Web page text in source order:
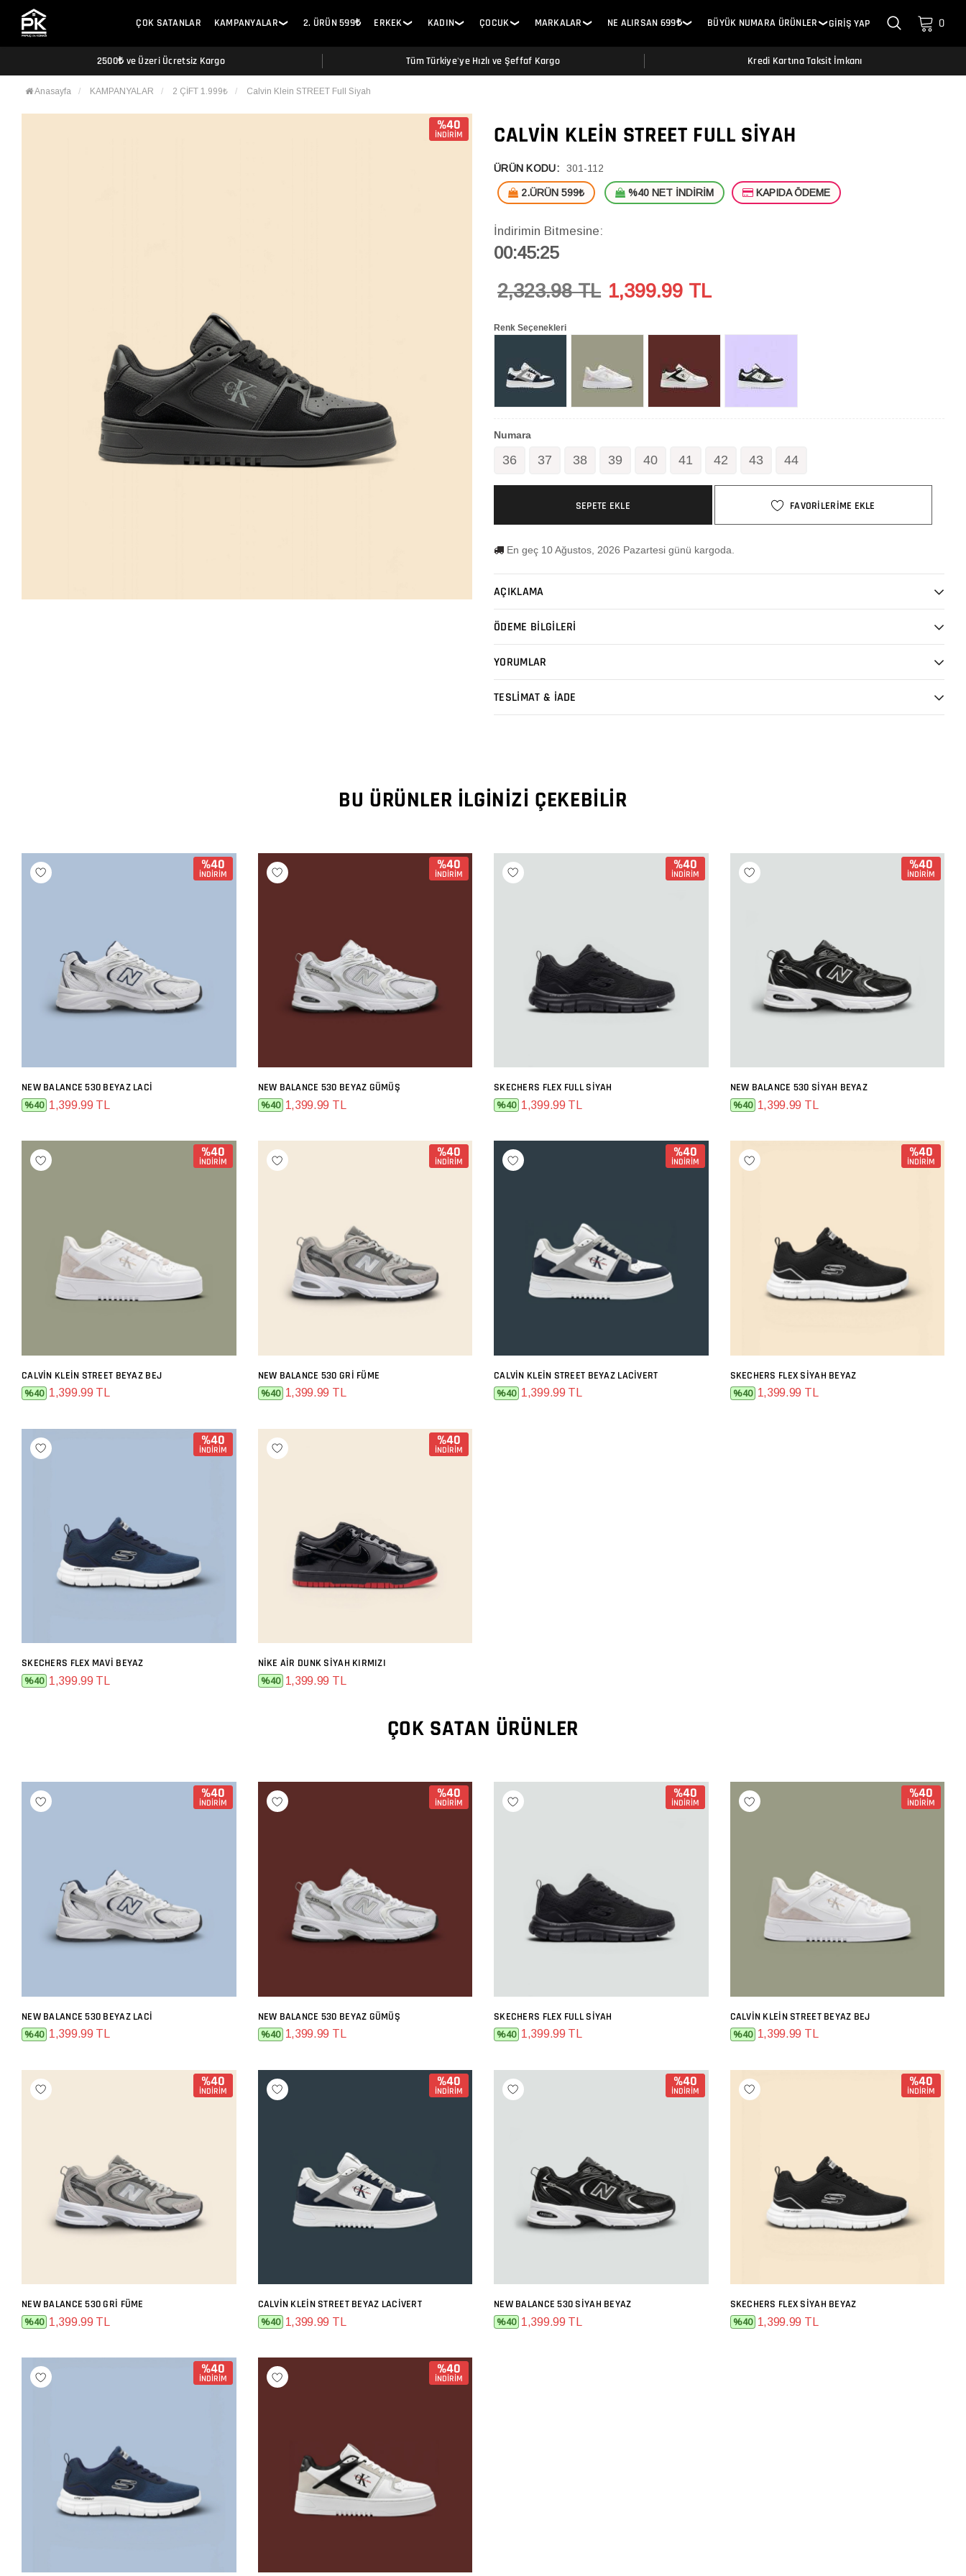
ÇOK SATANLAR KAMPANYALAR ❯ 2. ÜRÜN 599₺ ERKEK ❯ KADIN❯ ÇOCUK ❯ MARKALAR ❯ NE ALIRSAN 699₺❯ BÜYÜK NUMARA ÜRÜNLER ❯GİRİŞ YAP 0
2500₺ ve Üzeri Ücretsiz Kargo Tüm Türkiye'ye Hızlı ve Şeffaf Kargo Kredi Kartına Taksit İmkanı
Anasayfa KAMPANYALAR 2 ÇİFT 1.999₺ Calvin Klein STREET Full Siyah
%40
İNDİRİM CALVIN KLEIN STREET FULL SIYAH
ÜRÜN KODU: 301-112
2.ÜRÜN 599₺ %40 NET İNDİRİM KAPIDA ÖDEME
İndirimin Bitmesine:
00:45:24
2,323.98 TL 1,399.99 TL
Renk Seçenekleri
Numara
36 37 38 39 40 41 42 43 44
SEPETE EKLE FAVORİLERİME EKLE
En geç 10 Ağustos, 2026 Pazartesi günü kargoda.
AÇIKLAMA
ÖDEME BİLGİLERİ
YORUMLAR
TESLİMAT & İADE
BU ÜRÜNLER İLGINIZI ÇEKEBILIR
%40
İNDİRİM
SEPETE EKLE
NEW BALANCE 530 BEYAZ LACI
%40 1,399.99 TL
%40
İNDİRİM
SEPETE EKLE
NEW BALANCE 530 BEYAZ GÜMÜŞ
%40 1,399.99 TL
%40
İNDİRİM
SEPETE EKLE
SKECHERS FLEX FULL SIYAH
%40 1,399.99 TL
%40
İNDİRİM
SEPETE EKLE
NEW BALANCE 530 SIYAH BEYAZ
%40 1,399.99 TL
%40
İNDİRİM
SEPETE EKLE
CALVIN KLEIN STREET BEYAZ BEJ
%40 1,399.99 TL
%40
İNDİRİM
SEPETE EKLE
NEW BALANCE 530 GRI FÜME
%40 1,399.99 TL
%40
İNDİRİM
SEPETE EKLE
CALVIN KLEIN STREET BEYAZ LACIVERT
%40 1,399.99 TL
%40
İNDİRİM
SEPETE EKLE
SKECHERS FLEX SIYAH BEYAZ
%40 1,399.99 TL
%40
İNDİRİM
SEPETE EKLE
SKECHERS FLEX MAVI BEYAZ
%40 1,399.99 TL
%40
İNDİRİM
SEPETE EKLE
NIKE AIR DUNK SIYAH KIRMIZI
%40 1,399.99 TL
ÇOK SATAN ÜRÜNLER
%40
İNDİRİM
SEPETE EKLE
NEW BALANCE 530 BEYAZ LACI
%40 1,399.99 TL
%40
İNDİRİM
SEPETE EKLE
NEW BALANCE 530 BEYAZ GÜMÜŞ
%40 1,399.99 TL
%40
İNDİRİM
SEPETE EKLE
SKECHERS FLEX FULL SIYAH
%40 1,399.99 TL
%40
İNDİRİM
SEPETE EKLE
CALVIN KLEIN STREET BEYAZ BEJ
%40 1,399.99 TL
%40
İNDİRİM
SEPETE EKLE
NEW BALANCE 530 GRI FÜME
%40 1,399.99 TL
%40
İNDİRİM
SEPETE EKLE
CALVIN KLEIN STREET BEYAZ LACIVERT
%40 1,399.99 TL
%40
İNDİRİM
SEPETE EKLE
NEW BALANCE 530 SIYAH BEYAZ
%40 1,399.99 TL
%40
İNDİRİM
SEPETE EKLE
SKECHERS FLEX SIYAH BEYAZ
%40 1,399.99 TL
%40
İNDİRİM
%40
İNDİRİM